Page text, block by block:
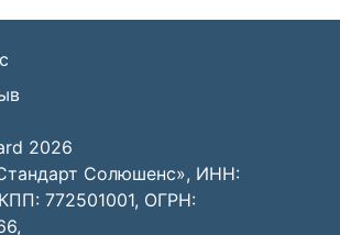
2026
Солюшенс», ИНН:
772501001, ОГРН: